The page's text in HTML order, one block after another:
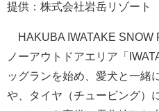
提供：株式会社岩岳リゾート
HAKUBA IWATAKE SNOW
ノーアウトドアエリア「
ッグランを始め、愛犬と一緒
や、タイヤ（チュービング）